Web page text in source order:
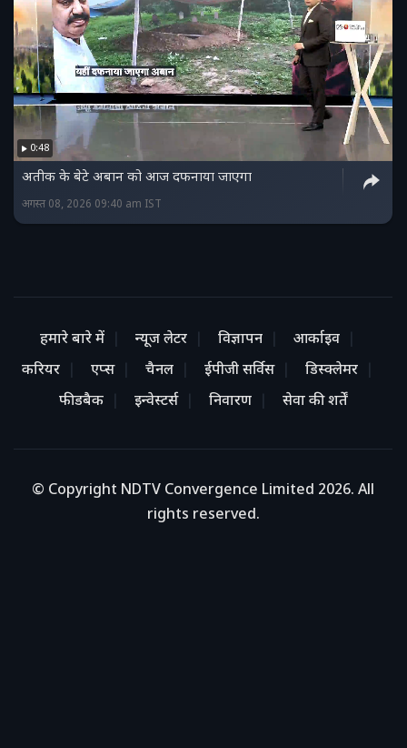
0:48
अतीक के बेटे अबान को आज दफनाया जाएगा
अगस्त 08, 2026 09:40 am IST
हमारे बारे में न्यूज लेटर विज्ञापन
आर्काइव
करियर
एप्स चैनल ईपीजी सर्विस
डिस्क्लेमर
फीडबैक
इन्वेस्टर्स निवारण सेवा की शर्तें
© Copyright NDTV Convergence Limited 2026. All
rights reserved.